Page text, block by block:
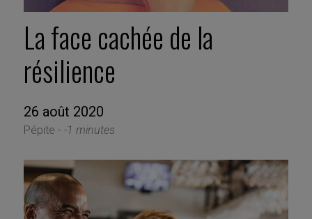
La face cachée de la
résilience
26 août 2020
Pépite - -1 minutes